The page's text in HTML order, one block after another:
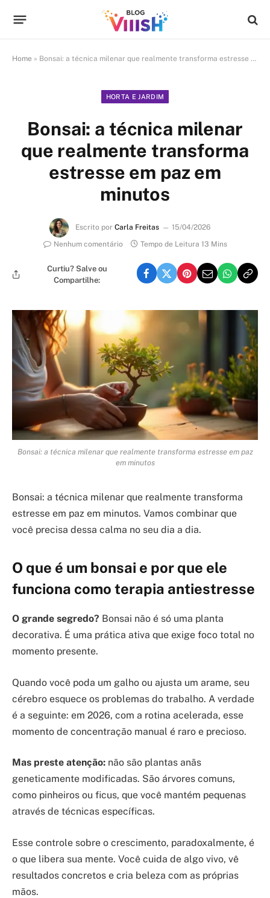
Home » Bonsai: a técnica milenar que realmente transforma estresse em paz em minutos
HORTA E JARDIM
Bonsai: a técnica milenar
que realmente transforma
estresse em paz em
minutos
Escrito por Carla Freitas
15/04/2026
Nenhum comentário
Tempo de Leitura 13 Mins
Curtiu? Salve ou
Compartilhe:
Bonsai: a técnica milenar que realmente transforma estresse em paz
em minutos
Bonsai: a técnica milenar que realmente transforma
estresse em paz em minutos. Vamos combinar que
você precisa dessa calma no seu dia a dia.
O que é um bonsai e por que ele
funciona como terapia antiestresse
O grande segredo? Bonsai não é só uma planta
decorativa. É uma prática ativa que exige foco total no
momento presente.
Quando você poda um galho ou ajusta um arame, seu
cérebro esquece os problemas do trabalho. A verdade
é a seguinte: em 2026, com a rotina acelerada, esse
momento de concentração manual é raro e precioso.
Mas preste atenção: não são plantas anãs
geneticamente modificadas. São árvores comuns,
como pinheiros ou ficus, que você mantém pequenas
através de técnicas específicas.
Esse controle sobre o crescimento, paradoxalmente, é
o que libera sua mente. Você cuida de algo vivo, vê
resultados concretos e cria beleza com as próprias
mãos.